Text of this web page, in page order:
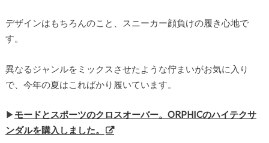
デザインはもちろんのこと、スニーカー顔負けの履き心地で
す。
異なるジャンルをミックスさせたような佇まいがお気に入り
で、今年の夏はこればかり履いています。
▶︎ モードとスポーツのクロスオーバー。ORPHICのハイテクサ
ンダルを購入しました。